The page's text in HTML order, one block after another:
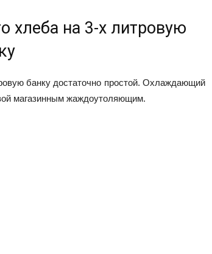
хлеба на 3-х литровую
банку достаточно простой. Охлаждающий
магазинным жаждоутоляющим.